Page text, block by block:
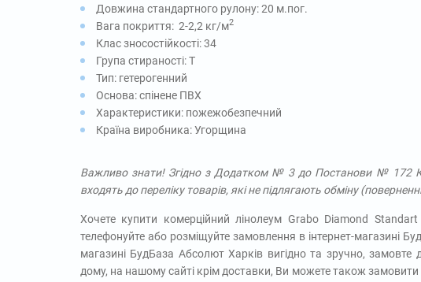
Довжина стандартного рулону: 20 м.пог.
Вага покриття: 2-2,2 кг/м2
Клас зносостійкості: 34
Група стираності: T
Тип: гетерогенний
Основа: спінене ПВХ
Характеристики: пожежобезпечний
Країна виробника: Угорщина
Важливо знати! Згідно з Додатком № 3 до Постанови № 172
входять до переліку товарів, які не підлягають обміну
Хочете купити комерційний лінолеум Grabo Diamond
телефонуйте або розміщуйте замовлення в інтернет-магазині
магазині БудБаза Абсолют Харків вигідно та зручно,
дому, на нашому сайті крім доставки, Ви можете також замовити